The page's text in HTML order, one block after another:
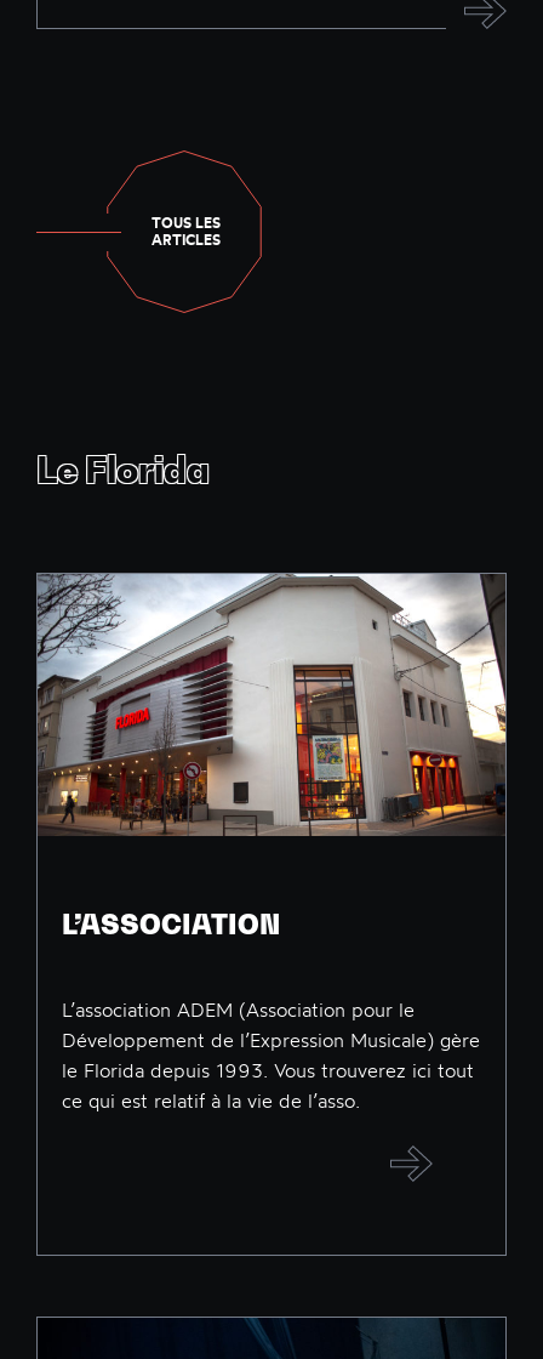
TOUS LES
ARTICLES
Le Florida
L’ASSOCIATION
L’association ADEM (Association pour le
Développement de l’Expression Musicale) gère
le Florida depuis 1993. Vous trouverez ici tout
ce qui est relatif à la vie de l’asso.